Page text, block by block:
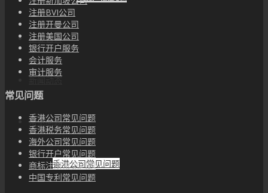
企业百科
新闻动态
常见问题
香港公司常见问题
注册BVI公司
注册开曼公司
注册美国公司
银行开户服务
会计服务
审计服务
常见问题
香港公司常见问题
香港税务常见问题
海外公司常见问题
银行开户常见问题
商标注册常见问题
中国专利常见问题